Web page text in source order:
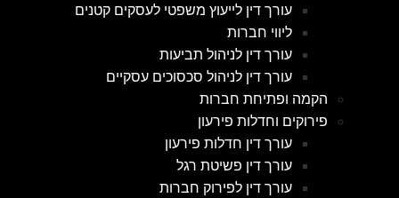
עורך דין לייעוץ משפטי לעסקים קטנים
ליווי חברות
עורך דין לניהול תביעות
עורך דין לניהול סכסוכים עסקיים
הקמה ופתיחת חברות
פירוקים וחדלות פירעון
עורך דין חדלות פירעון
עורך דין פשיטת רגל
עורך דין לפירוק חברות